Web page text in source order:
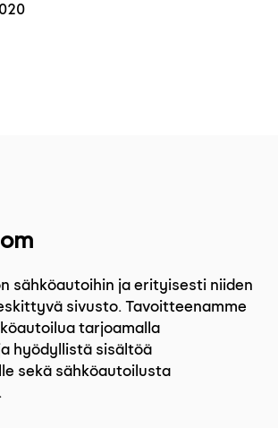
sähköautoihin ja erityisesti niiden
sivusto. Tavoitteenamme
tarjoamalla
hyödyllistä sisältöä
sekä sähköautoilusta